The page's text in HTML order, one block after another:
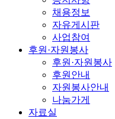
채용정보
자유게시판
사업참여
후원·자원봉사
후원·자원봉사
후원안내
자원봉사안내
나눔가게
자료실